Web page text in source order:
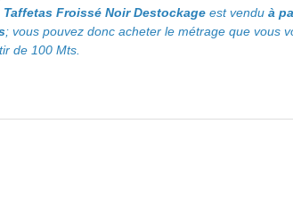
Taffetas Froissé Noir Destockage est vendu à
; vous pouvez donc acheter le métrage que vous
de 100 Mts.